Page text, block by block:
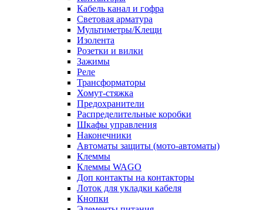
Кабель канал и гофра
Световая арматура
Мультиметры/Клещи
Изолента
Розетки и вилки
Зажимы
Реле
Трансформаторы
Хомут-стяжка
Предохранители
Распределительные коробки
Шкафы управления
Наконечники
Автоматы защиты (мото-автоматы)
Клеммы
Клеммы WAGO
Доп контакты на контакторы
Лоток для укладки кабеля
Кнопки